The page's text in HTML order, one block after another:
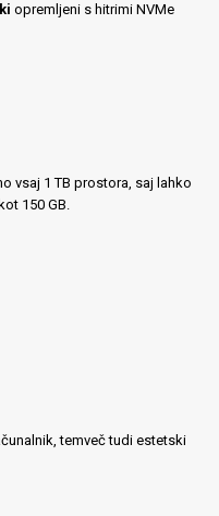
opremljeni s hitrimi NVMe
vsaj 1 TB prostora, saj lahko
150 GB.
temveč tudi estetski